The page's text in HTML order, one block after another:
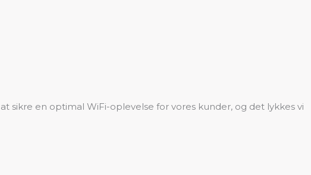
sikre en optimal WiFi-oplevelse for vores kunder, og det lykkes vi